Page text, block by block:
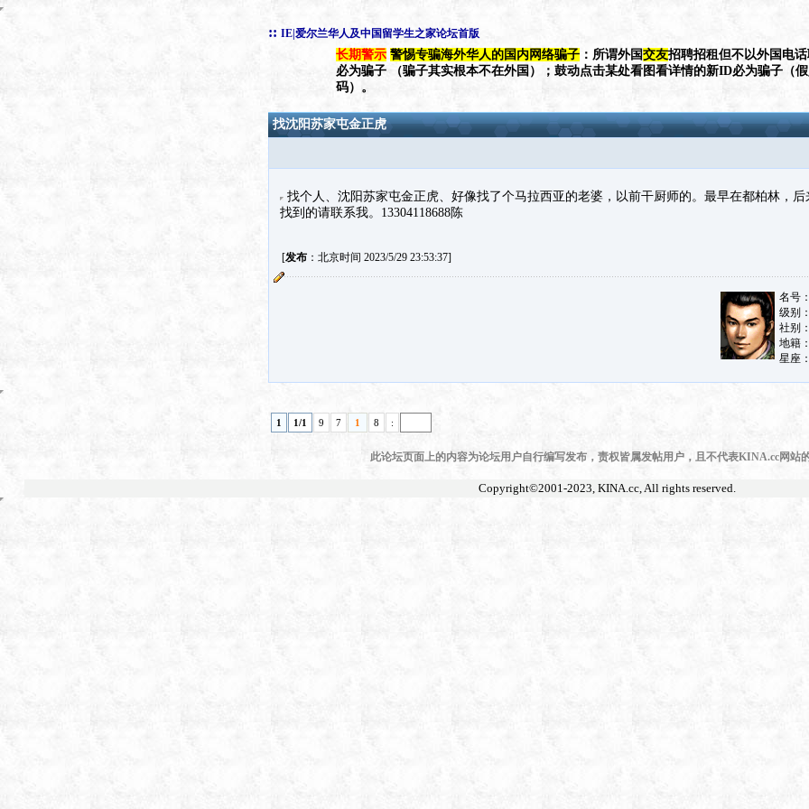
:: IE|爱尔兰华人及中国留学生之家论坛首版
长期警示 警惕专骗海外华人的国内网络骗子 ：所谓外国交友招聘招租但不以外国电
必为骗子 （骗子其实根本不在外国）；鼓动点击某处看图看详情的新ID必为骗子（
码）。
找沈阳苏家屯金正虎
找个人、沈阳苏家屯金正虎、好像找了个马拉西亚的老婆，以前干厨师的。最早在都柏林，
找到的请联系我。13304118688陈
[发布：北京时间 2023/5/29 23:53:37]
1 1/1 9 7 1 8 :
此论坛页面上的内容为论坛用户自行编写发布，责权皆属发帖用户，且不代表KINA.cc网站
Copyright©2001-2023, KINA.cc, All rights reserved.